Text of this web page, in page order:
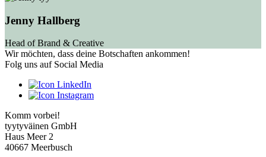
Jenny Hallberg
Head of Brand & Creative
Wir möchten, dass deine Botschaften ankommen!
Folg uns auf Social Media
Komm vorbei!
tyytyväinen GmbH
Haus Meer 2
40667 Meerbusch